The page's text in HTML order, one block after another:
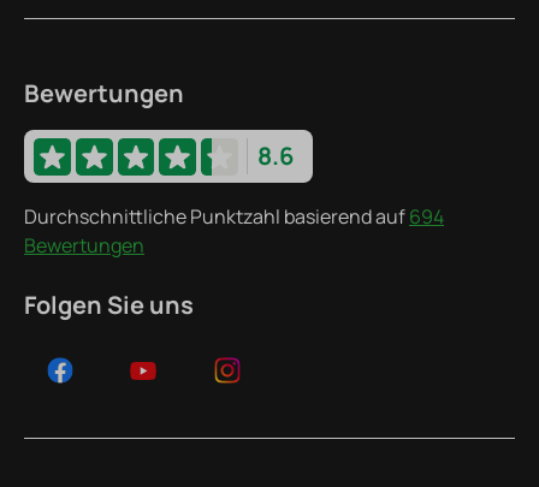
Bewertungen
8.6
Durchschnittliche Punktzahl basierend auf694
Bewertungen
Folgen Sie uns